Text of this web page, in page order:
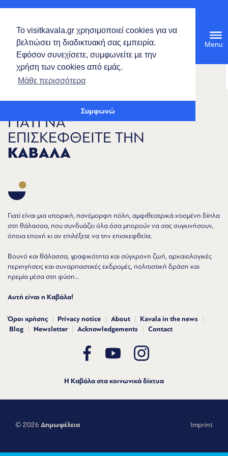
Ανοίξτε τη γραμμή εργαλείων
Το visitkavala.gr χρησιμοποιεί cookies για να
βελτιώσει τη διαδικτυακή σας εμπειρία.
Εφόσον συνεχίσετε, συμφωνείτε με την
χρήση των cookies από εμάς.
Μάθε περισσότερα
Συμφωνώ
ΓΙΑΤΙ ΝΑ
ΕΠΙΣΚΕΦΘΕΙΤΕ ΤΗΝ
ΚΑΒΑΛΑ
Γιατί είναι μια ιστορική, πανέμορφη πόλη, αμφιθεατρικά χτισμένη δίπλα
στη θάλασσα, που συνδυάζει όλα όσα μπορούν να σας συγκινήσουν,
όποια εποχή κι αν επιλέξετε να την επισκεφθείτε.
Βουνό και θάλασσα, γραφικότητα και σύγχρονη ζωή, αρχαιολογικές
περιηγήσεις και συναρπαστικές εκδρομές, πολιτιστική δράση και
ηρεμία μέσα στη φύση...
Αυτή είναι η Καβάλα!
Όροι χρήσης Privacy notice About
Kavala in the news
Blog
Newsletter Acknowledgements Contact
Η Καβάλα στα κοινωνικά δίκτυα
© 2026 Δημωφέλεια Imprint